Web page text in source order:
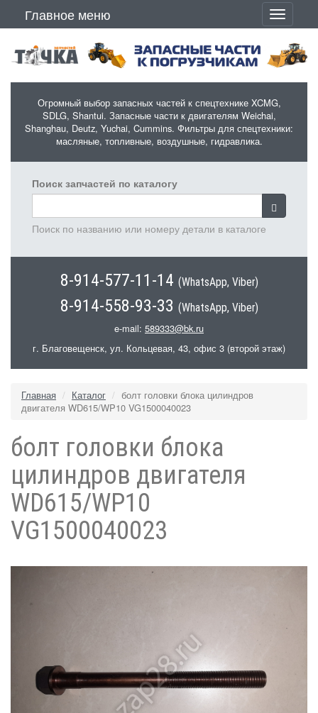
Главное меню
Toggle
Огромный выбор запасных частей к спецтехнике XCMG,
SDLG, Shantui. Запасные части к двигателям Weichai,
Shanghau, Deutz, Yuchai, Cummins. Фильтры для спецтехники:
масляные, топливные, воздушные, гидравлика.
Поиск запчастей по каталогу
Поиск по названию или номеру детали в каталоге
8-914-577-11-14 (WhatsApp, Viber)
8-914-558-93-33 (WhatsApp, Viber)
e-mail: 589333@bk.ru
г. Благовещенск, ул. Кольцевая, 43, офис 3 (второй этаж)
Главная Каталог
болт головки блока цилиндров
двигателя WD615/WP10 VG1500040023
болт головки блока
цилиндров двигателя
WD615/WP10
VG1500040023